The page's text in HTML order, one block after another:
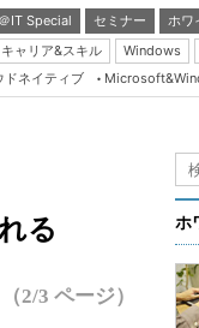
＠IT Special セミナー
ホワ
キャリア&スキル Windows
Server & Storage
Database Expert
ドネイティブ
る
（2/3 ページ）
ホ